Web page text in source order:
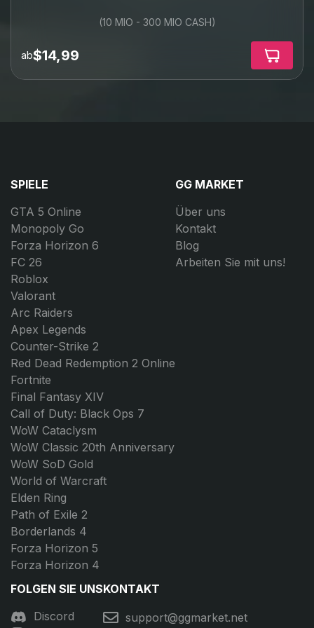
Nach Abschluss Ihrer Bestellung empfehlen wir dringend,
Ihr Passwort zur zusätzlichen Sicherheit zu ändern.
(10 MIO - 300 MIO CASH)
ab$14,99
SPIELE
GTA 5 Online
Monopoly Go
Forza Horizon 6
FC 26
Roblox
Valorant
Arc Raiders
Apex Legends
Counter-Strike 2
Red Dead Redemption 2 Online
Fortnite
Final Fantasy XIV
Call of Duty: Black Ops 7
WoW Cataclysm
WoW Classic 20th Anniversary
WoW SoD Gold
World of Warcraft
Elden Ring
Path of Exile 2
Borderlands 4
Forza Horizon 5
Forza Horizon 4
GG MARKET
Über uns
Kontakt
Blog
Arbeiten Sie mit uns!
FOLGEN SIE UNS
Discord
KONTAKT
support@ggmarket.net